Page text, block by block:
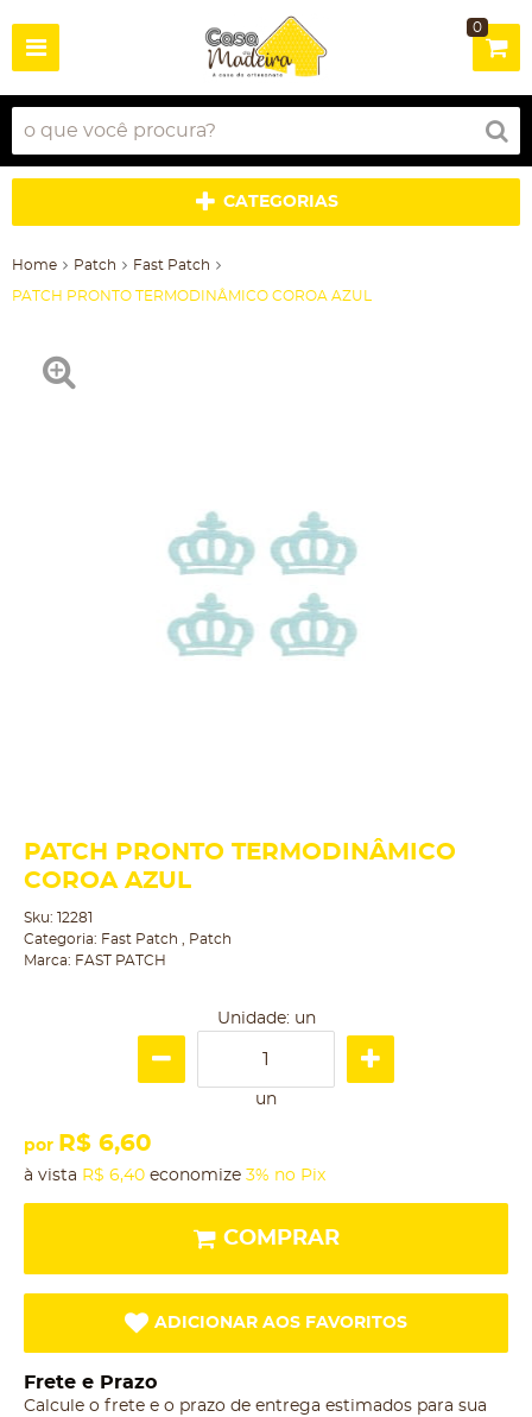
0
CATEGORIAS
Home Patch Fast Patch
PATCH PRONTO TERMODINÂMICO COROA AZUL
PATCH PRONTO TERMODINÂMICO
COROA AZUL
Sku: 12281
Categoria: Fast Patch
Patch
Marca: FAST PATCH
Unidade: un
un
por R$ 6,60
à vista R$ 6,40 economize 3% no Pix
COMPRAR
ADICIONAR AOS FAVORITOS
Frete e Prazo
Calcule o frete e o prazo de entrega estimados para sua